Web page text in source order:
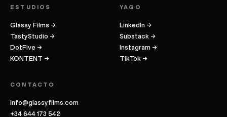
ESTUDIOS
Glassy Films →
TastyStudio →
DotFive →
KONTENT →
YAGO
LinkedIn →
Substack →
Instagram →
TikTok →
CONTACTO
info@glassyfilms.com
+34 644 173 542